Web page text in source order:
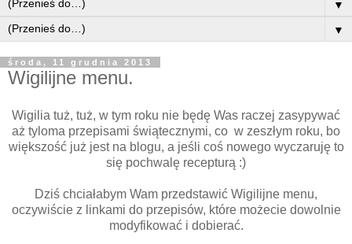
▼
▼
środa, 11 grudnia 2013
Wigilijne menu.
Wigilia tuż, tuż, w tym roku nie będę Was raczej zasypywać
aż tyloma przepisami świątecznymi, co w zeszłym roku, bo
większość już jest na blogu, a jeśli coś nowego wyczaruję to
się pochwalę recepturą :)
Dziś chciałabym Wam przedstawić Wigilijne menu,
oczywiście z linkami do przepisów, które możecie dowolnie
modyfikować i dobierać.